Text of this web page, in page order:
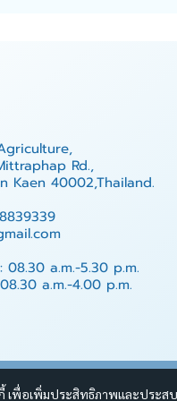
เพื่อเพิ่มประสิทธิภาพและประส
Rd.,
Kaen 40002,Thailand.
a.m.-5.30 p.m.
a.m.-4.00 p.m.